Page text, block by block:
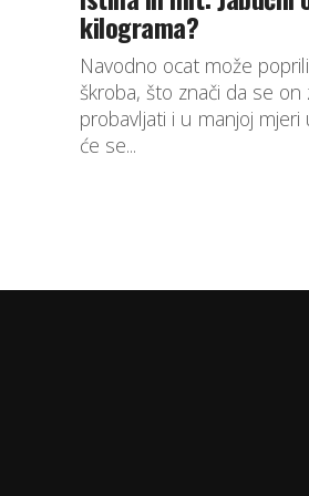
kilograma?
Navodno ocat može
škroba, što znači da se on
probavljati i u manjoj
će se...